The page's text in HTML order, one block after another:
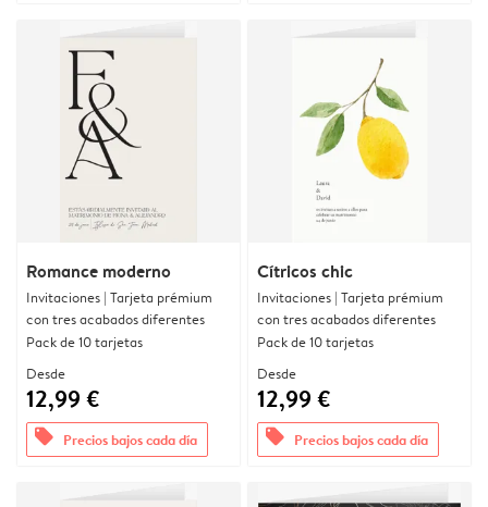
Romance moderno
Invitaciones | Tarjeta prémium
con tres acabados diferentes
Pack de 10 tarjetas
Desde
12,99 €
offers Precios bajos cada día
Cítricos chic
Invitaciones | Tarjeta prémium
con tres acabados diferentes
Pack de 10 tarjetas
Desde
12,99 €
offers Precios bajos cada día